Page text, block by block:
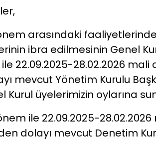
arasındaki
ibra edilmesinin Genel
22.09.2025-28.02.2026 mali
mevcut Yönetim Kurulu
üyelerimizin oylarına
ile 22.09.2025-28.02.2026
dolayı mevcut Denetim